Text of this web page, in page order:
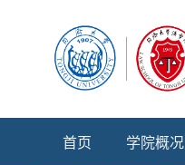
首页 学院概况